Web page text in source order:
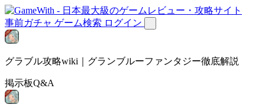
事前ガチャ ゲーム検索 ログイン
グラブル攻略wiki｜グランブルーファンタジー徹底解説
掲示板Q&A